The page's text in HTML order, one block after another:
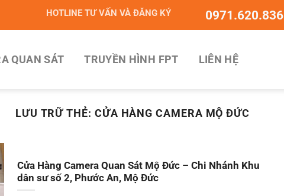
HOTLINE TƯ VẤN VÀ ĐĂNG KÝ 0971.620.836
QUAN SÁT TRUYỀN HÌNH FPT LIÊN HỆ
LƯU TRỮ THẺ: CỬA HÀNG CAMERA MỘ ĐỨC
Cửa Hàng Camera Quan Sát Mộ Đức – Chi Nhánh Khu
dân sư số 2, Phước An, Mộ Đức